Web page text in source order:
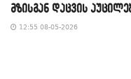
მზისგან დაცვის
12:55 08-05-2026